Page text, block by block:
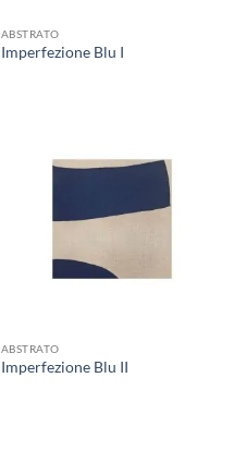
ABSTRATO
Imperfezione Blu I
ABSTRATO
Imperfezione Blu II